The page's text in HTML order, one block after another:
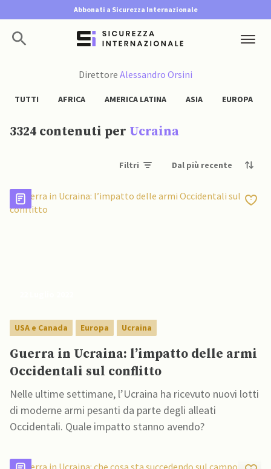
Abbonati a Sicurezza Internazionale
Direttore Alessandro Orsini
TUTTI AFRICA AMERICA LATINA ASIA EUROPA
3324 contenuti per Ucraina
Filtri
USA e Canada Europa Ucraina
Guerra in Ucraina: l’impatto delle armi
Occidentali sul conflitto
Nelle ultime settimane, l’Ucraina ha ricevuto nuovi lotti
di moderne armi pesanti da parte degli alleati
Occidentali. Quale impatto stanno avendo?